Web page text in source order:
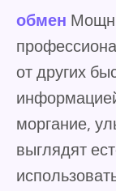
обмен
от других
моргание,
выглядят